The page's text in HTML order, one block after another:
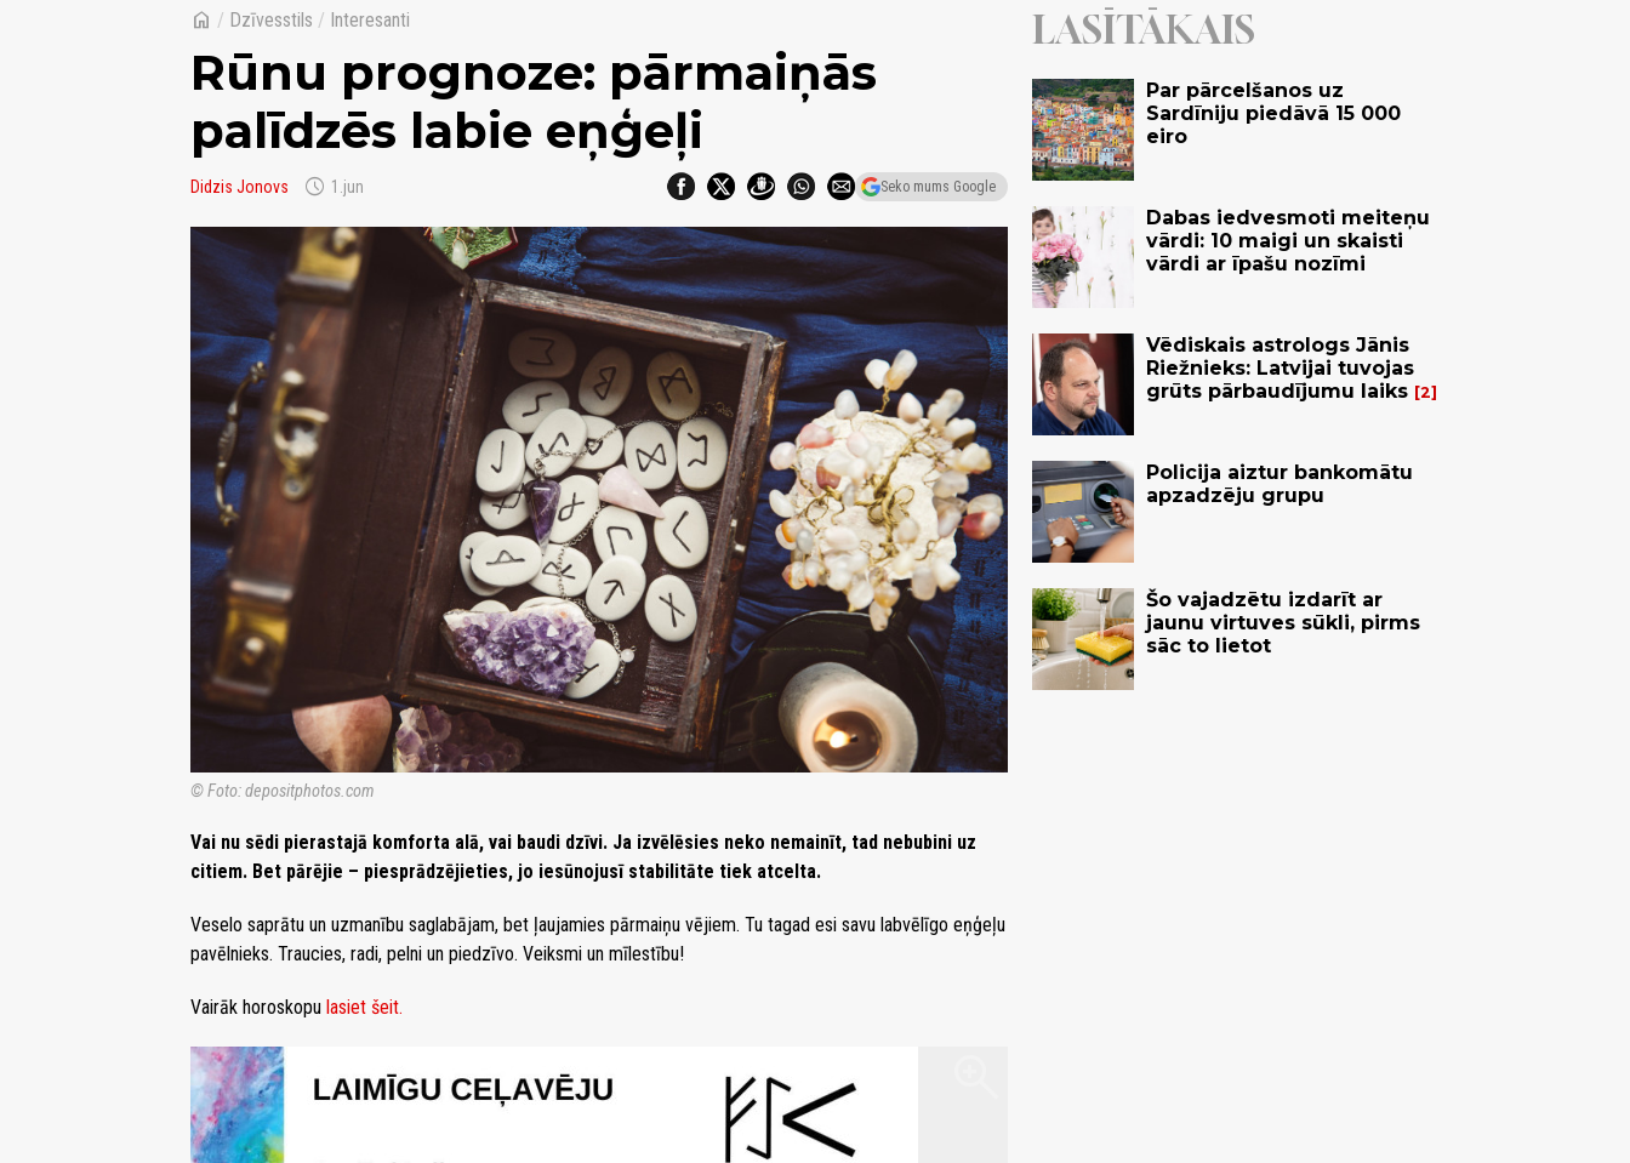
home / Dzīvesstils / Interesanti
Rūnu prognoze: pārmaiņās
palīdzēs labie eņģeļi
Didzis Jonovs schedule 1.jun Seko mums Google
© Foto: depositphotos.com
Vai nu sēdi pierastajā komforta alā, vai baudi dzīvi. Ja izvēlēsies neko nemainīt, tad nebubini uz
citiem. Bet pārējie – piesprādzējieties, jo iesūnojusī stabilitāte tiek atcelta.
Veselo saprātu un uzmanību saglabājam, bet ļaujamies pārmaiņu vējiem. Tu tagad esi savu labvēlīgo eņģeļu
pavēlnieks. Traucies, radi, pelni un piedzīvo. Veiksmi un mīlestību!
Vairāk horoskopu lasiet šeit.
LASĪTĀKAIS
Par pārcelšanos uz
Sardīniju piedāvā 15 000
eiro
Dabas iedvesmoti meiteņu
vārdi: 10 maigi un skaisti
vārdi ar īpašu nozīmi
Vēdiskais astrologs Jānis
Riežnieks: Latvijai tuvojas
grūts pārbaudījumu laiks
2
Policija aiztur bankomātu
apzadzēju grupu
Šo vajadzētu izdarīt ar
jaunu virtuves sūkli, pirms
sāc to lietot